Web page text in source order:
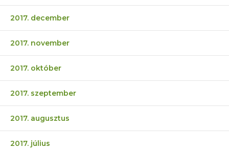
2017. december
2017. november
2017. október
2017. szeptember
2017. augusztus
2017. július